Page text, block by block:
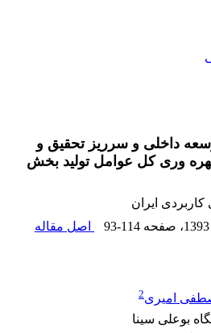
داخلی و سرریز تحقیق و
وری کل عوامل تولید بخش
ایران
، صفحه 93-114
اصل مقاله
امیری2
بوعلی سینا